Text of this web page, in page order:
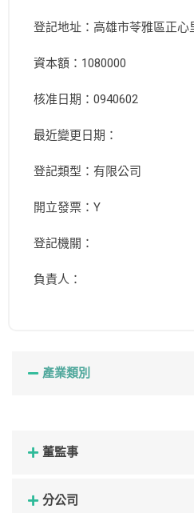
登記地址：高雄市苓雅區正心
資本額：1080000
核准日期：0940602
最近變更日期：
登記類型：有限公司
開立發票：Y
登記機關：
負責人：
產業類別
董監事
分公司